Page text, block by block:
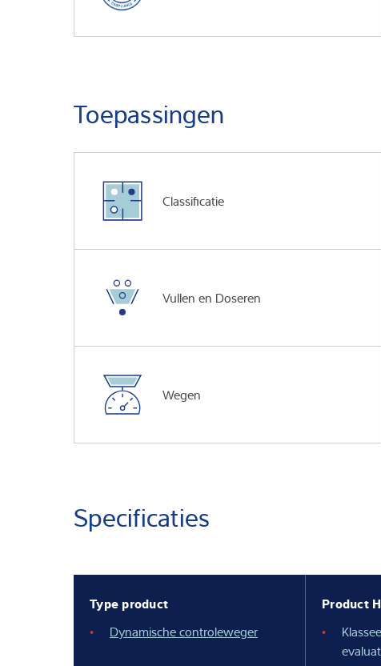
Toepassingen
Classificatie
Vullen en Doseren
Wegen
Specificaties
Type product
Dynamische controleweger
Product